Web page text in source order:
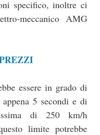
specifico, inoltre ci
meccanico AMG
essere in grado di
5 secondi e di
di 250 km/h
limite potrebbe